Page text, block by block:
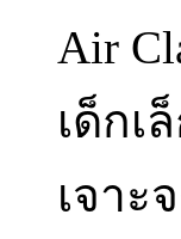
Air
เด็กเ
เจาะ